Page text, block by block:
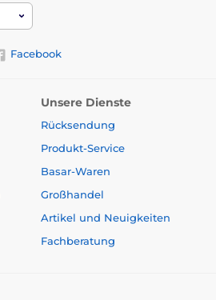
Facebook
Unsere Dienste
Rücksendung
Produkt-Service
Basar-Waren
Großhandel
Artikel und Neuigkeiten
Fachberatung